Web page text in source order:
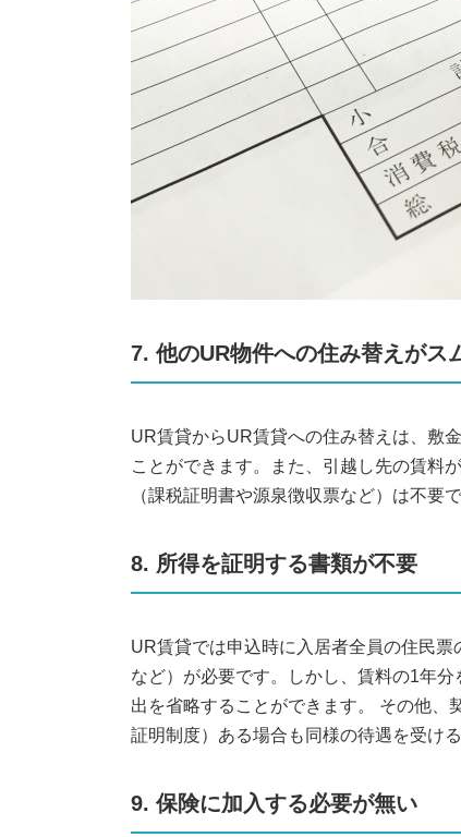
7. 他のUR物件への住み替えがス
UR賃貸からUR賃貸への住み替えは、敷
ことができます。また、引越し先の賃料
（課税証明書や源泉徴収票など）は不要で
8. 所得を証明する書類が不要
UR賃貸では申込時に入居者全員の住民
など）が必要です。しかし、賃料の1年
出を省略することができます。 その他、
証明制度）ある場合も同様の待遇を受け
9. 保険に加入する必要が無い